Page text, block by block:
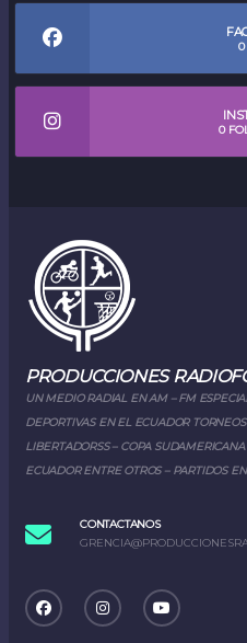
0
0
PRODUCCIONES
UN MEDIO RADIAL EN AM – FM
DEPORTIVAS EN EL ECUADOR
LIBERTADORSS – COPA
ECUADOR ENTRE OTROS – PARTIDOS
CONTACTANOS